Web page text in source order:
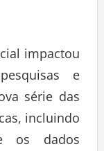
impactou
e
série das
incluindo
os dados